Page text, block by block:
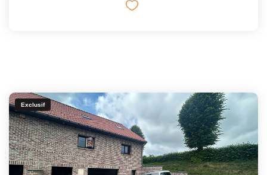
Exclusif